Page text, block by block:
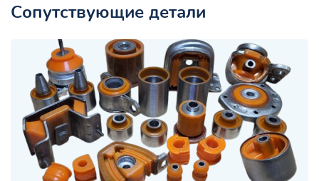
Сопутствующие детали